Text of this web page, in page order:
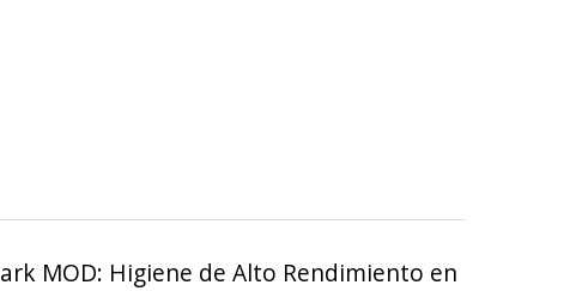
MOD: Higiene de Alto Rendimiento en